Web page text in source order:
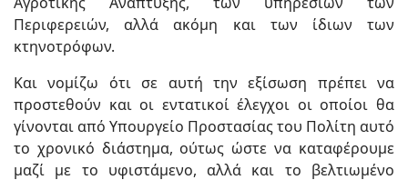
Περιφερειών, αλλά ακόμη και των ίδιων των
κτηνοτρόφων.
Και νομίζω ότι σε αυτή την εξίσωση πρέπει να
προστεθούν και οι εντατικοί έλεγχοι οι οποίοι θα
γίνονται από Υπουργείο Προστασίας του Πολίτη αυτό
το χρονικό διάστημα, ούτως ώστε να καταφέρουμε
μαζί με το υφιστάμενο, αλλά και το βελτιωμένο